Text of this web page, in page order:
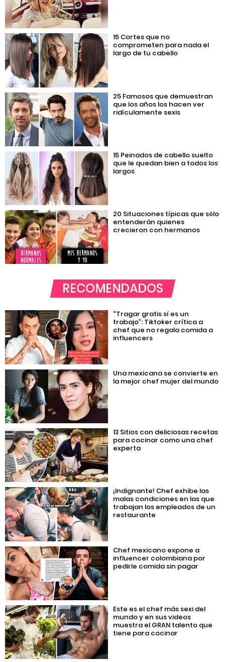
15 Cortes que no
comprometen para nada el
largo de tu cabello
25 Famosos que demuestran
que los años los hacen ver
ridículamente sexis
15 Peinados de cabello suelto
que le quedan bien a todos los
largos
20 Situaciones típicas que sólo
entenderán quienes
crecieron con hermanos
RECOMENDADOS
“Tragar gratis sí es un
trabajo”: Tiktoker crítica a
chef que no regala comida a
influencers
Una mexicana se convierte en
la mejor chef mujer del mundo
13 Sitios con deliciosas recetas
para cocinar como una chef
experta
¡Indignante! Chef exhibe las
malas condiciones en las que
trabajan los empleados de un
restaurante
Chef mexicano expone a
influencer colombiana por
pedirle comida sin pagar
Este es el chef más sexi del
mundo y en sus videos
muestra el GRAN talento que
tiene para cocinar